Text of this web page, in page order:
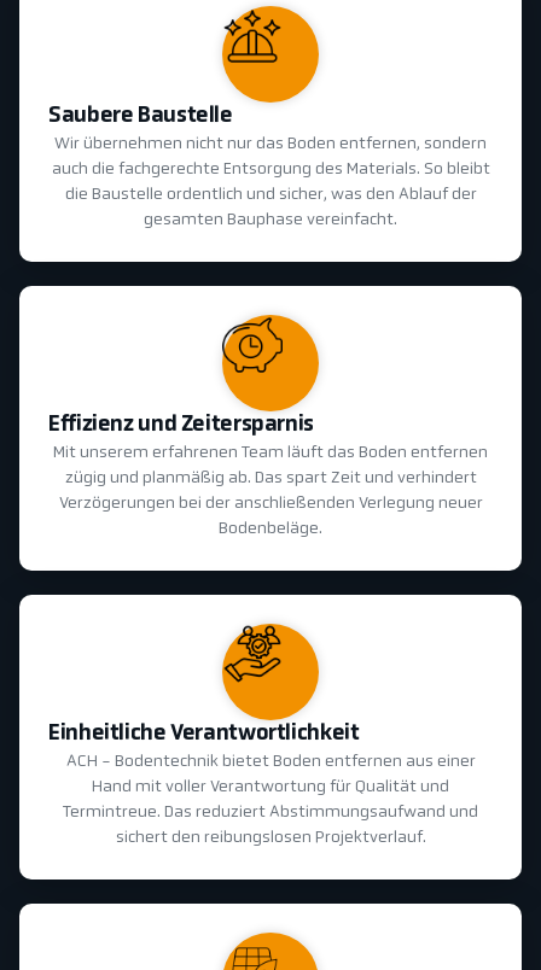
Saubere Baustelle
Wir übernehmen nicht nur das Boden entfernen, sondern
auch die fachgerechte Entsorgung des Materials. So bleibt
die Baustelle ordentlich und sicher, was den Ablauf der
gesamten Bauphase vereinfacht.
Effizienz und Zeitersparnis
Mit unserem erfahrenen Team läuft das Boden entfernen
zügig und planmäßig ab. Das spart Zeit und verhindert
Verzögerungen bei der anschließenden Verlegung neuer
Bodenbeläge.
Einheitliche Verantwortlichkeit
ACH - Bodentechnik bietet Boden entfernen aus einer
Hand mit voller Verantwortung für Qualität und
Termintreue. Das reduziert Abstimmungsaufwand und
sichert den reibungslosen Projektverlauf.